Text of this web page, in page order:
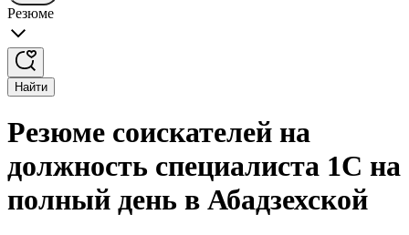
Резюме
Найти
Резюме соискателей на
должность специалиста 1С на
полный день в Абадзехской